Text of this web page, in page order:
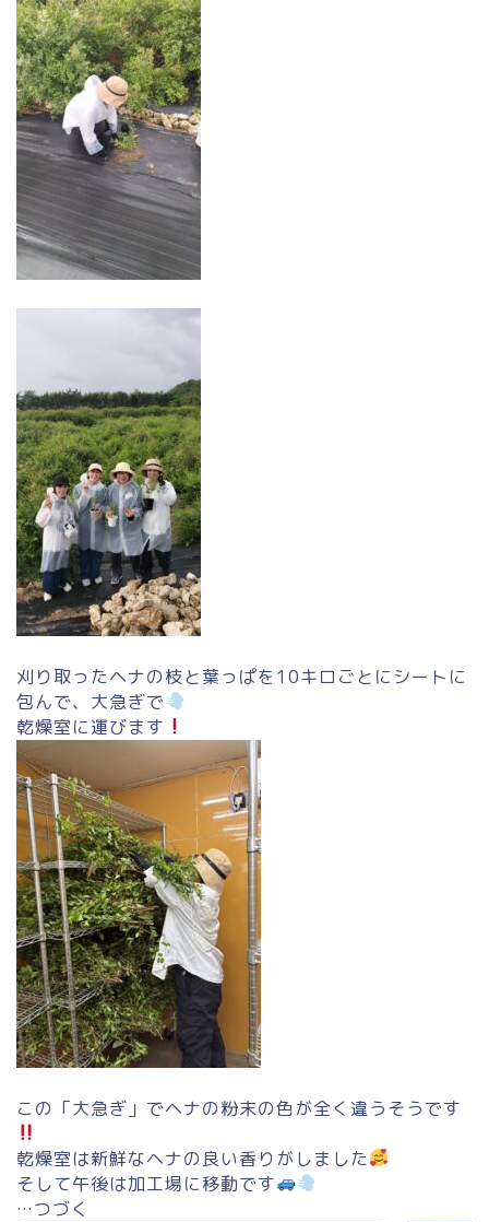
刈り取ったヘナの枝と葉っぱを10キロごとにシートに
包んで、大急ぎで
乾燥室に運びます
この「大急ぎ」でヘナの粉末の色が全く違うそうです
乾燥室は新鮮なヘナの良い香りがしました
そして午後は加工場に移動です
…つづく